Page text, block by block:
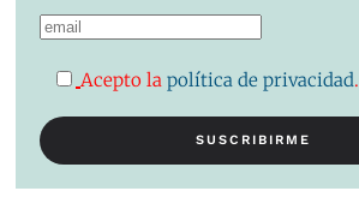
Acepto lapolítica de privacidad.